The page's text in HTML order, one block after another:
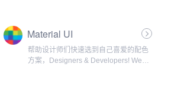
Material UI
帮助设计师们快速选到自己喜爱的配色
方案，Designers & Developers! We